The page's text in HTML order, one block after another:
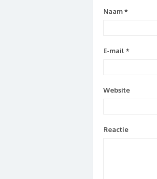
Naam*
E-mail*
Website
Reactie